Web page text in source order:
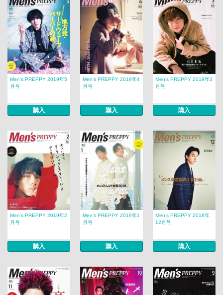
Men’s PREPPY 2019年5
月号
購入
Men’s PREPPY 2019年4
月号
購入
Men’s PREPPY 2019年3
月号
購入
Men’s PREPPY 2019年2
月号
購入
Men’s PREPPY 2019年1
月号
購入
Men’s PREPPY 2018年
12月号
購入